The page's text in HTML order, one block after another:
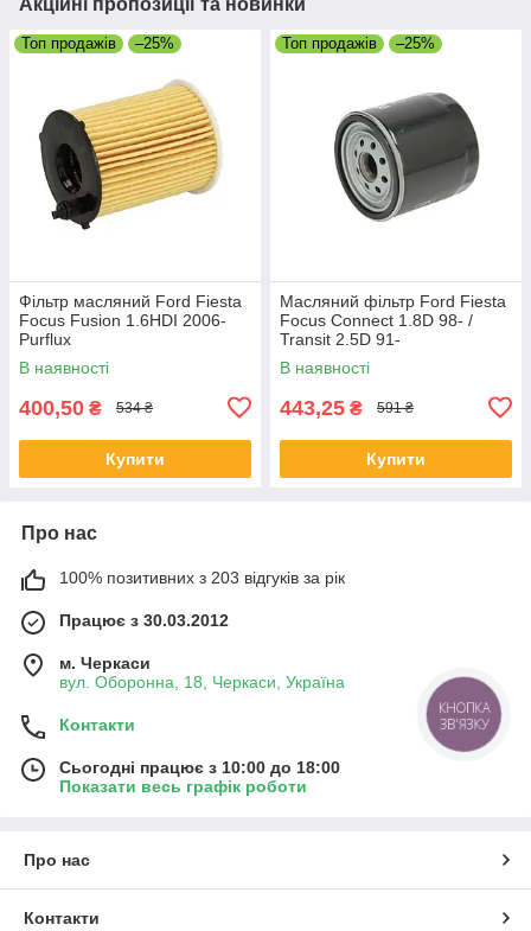
Топ продажів –25%
Фільтр масляний Ford Fiesta
Focus Fusion 1.6HDI 2006-
Purflux
В наявності
400,50 ₴ 534 ₴
Купити
Топ продажів –25%
Масляний фільтр Ford Fiesta
Focus Connect 1.8D 98- /
Transit 2.5D 91-
В наявності
443,25 ₴ 591 ₴
Купити
Про нас
100% позитивних з 203 відгуків за рік
Працює з 30.03.2012
м. Черкаси
вул. Оборонна, 18, Черкаси, Україна
Контакти
Сьогодні працює з 10:00 до 18:00
Показати весь графік роботи
Про нас
Контакти
КНОПКА
ЗВ'ЯЗКУ